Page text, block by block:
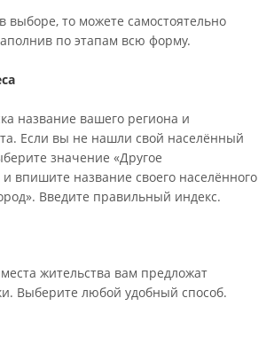
выборе, то можете самостоятельно
по этапам всю форму.
название вашего региона и
Если вы не нашли свой населённый
значение «Другое
впишите название своего населённого
Введите правильный индекс.
жительства вам предложат
Выберите любой удобный способ.